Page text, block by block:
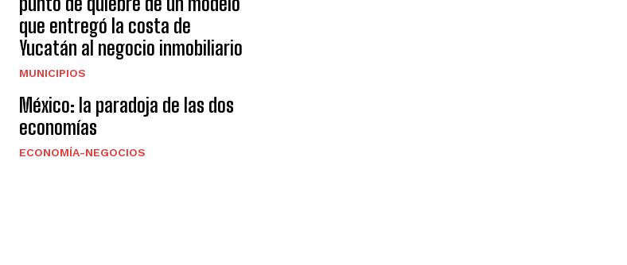
que entregó la costa de
Yucatán al negocio inmobiliario
MUNICIPIOS
México: la paradoja de las dos
economías
ECONOMÍA-NEGOCIOS